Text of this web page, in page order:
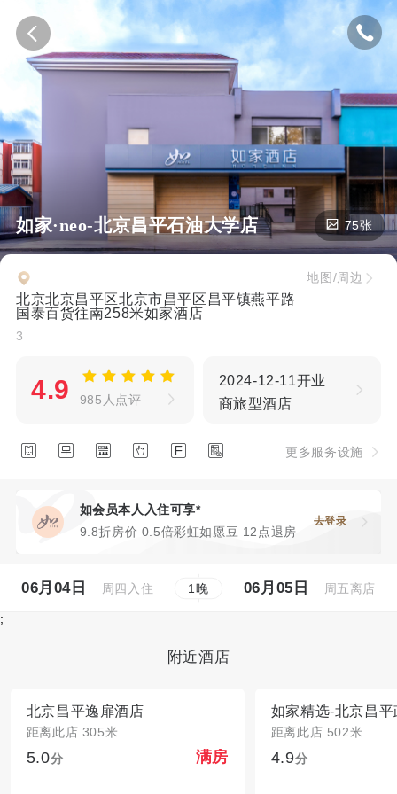
如家·neo-北京昌平石油大学店 75张
北京北京昌平区北京市昌平区昌平镇燕平路
国泰百货往南258米如家酒店
3
地图/周边
4.9 985人点评
2024-12-11开业
商旅型酒店
      更多服务设施
如会员本人入住可享*
9.8折房价 0.5倍彩虹如愿豆 12点退房
去登录
06月04日 周四入住 1晚 06月05日 周五离店
;
附近酒店
北京昌平逸扉酒店
距离此店 305米
5.0分 满房
距离此店 502米
4.9分